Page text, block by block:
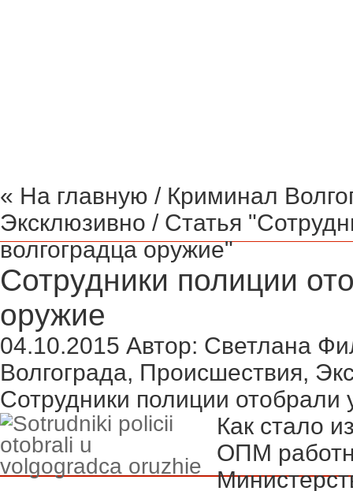
« На главную / Криминал
Эксклюзивно / Статья
волгоградца оружие"
Сотрудники полиции
оружие
04.10.2015 Автор: Светлана
Волгограда, Происшествия,
Сотрудники полиции отобрали
Как стало
ОПМ